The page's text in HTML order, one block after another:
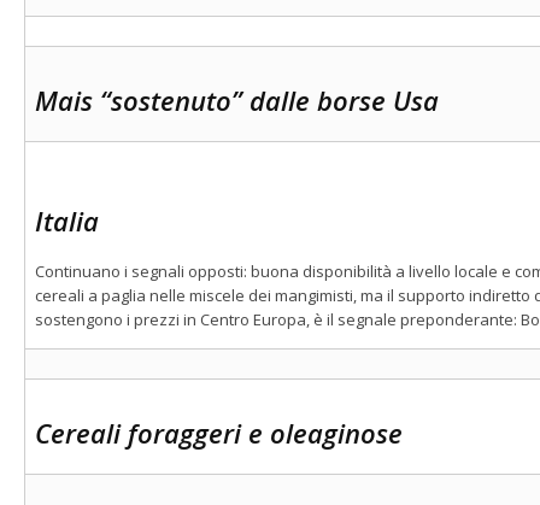
Mais “sostenuto” dalle borse Usa
Italia
Continuano i segnali opposti: buona disponibilità a livello locale e
cereali a paglia nelle miscele dei mangimisti, ma il supporto indiretto
sostengono i prezzi in Centro Europa, è il segnale preponderante:
Cereali foraggeri e oleaginose